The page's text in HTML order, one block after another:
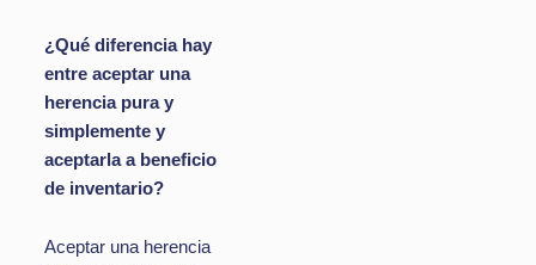
¿Qué diferencia hay
entre aceptar una
herencia pura y
simplemente y
aceptarla a beneficio
de inventario?
Aceptar una herencia